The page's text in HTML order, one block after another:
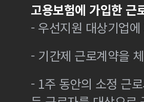
고용보험에 가입한 근
- 우선지원 대상기업
- 기간제 근로계약을
- 1주 동안의 소정 근